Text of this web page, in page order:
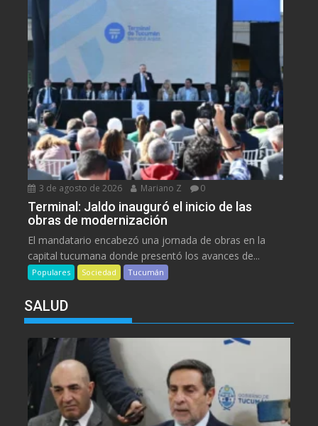
3 de agosto de 2026 Mariano Z 0
Terminal: Jaldo inauguró el inicio de las
obras de modernización
El mandatario encabezó una jornada de obras en la
capital tucumana donde presentó los avances de...
Populares Sociedad Tucumán
SALUD